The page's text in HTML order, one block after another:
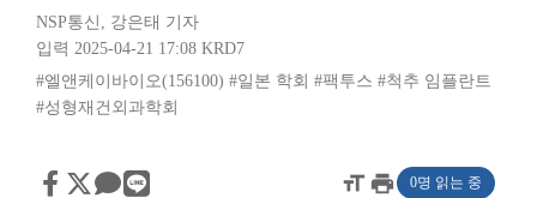
NSP통신 , 강은태 기자
입력 2025-04-21 17:08 KRD7
#엘앤케이바이오(156100) #일본 학회 #팩투스 #척추 임플란트
#성형재건외과학회
format_sizeprint 0명 읽는 중